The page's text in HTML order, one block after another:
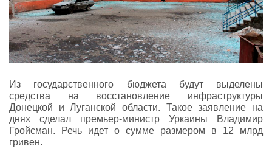
Из государственного бюджета будут выделены
средства на восстановление инфраструктуры
Донецкой и Луганской области. Такое заявление на
днях сделал премьер-министр Уркаины Владимир
Гройсман. Речь идет о сумме размером в 12 млрд
гривен.